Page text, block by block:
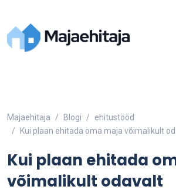
Majaehitaja Blogi
ehitustööd
Kui plaan ehitada oma maja võimalikult
Kui plaan ehitada
võimalikult odavalt